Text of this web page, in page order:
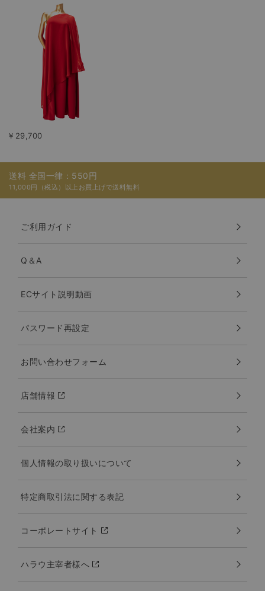
￥29,700
送料 全国一律：550円
11,000円（税込）以上お買上げで送料無料
ご利用ガイド
Q＆A
ECサイト説明動画
パスワード再設定
お問い合わせフォーム
店舗情報
会社案内
個人情報の取り扱いについて
特定商取引法に関する表記
コーポレートサイト
ハラウ主宰者様へ